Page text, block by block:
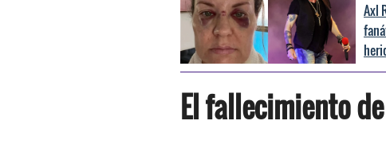
Axl
El fallecimiento